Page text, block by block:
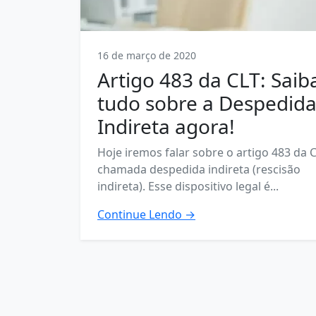
16 de março de 2020
Artigo 483 da CLT:
tudo sobre a Despedida
Indireta agora!
Hoje iremos falar sobre o artigo 483 da
chamada despedida indireta (rescisão
indireta). Esse dispositivo legal é...
Continue Lendo →